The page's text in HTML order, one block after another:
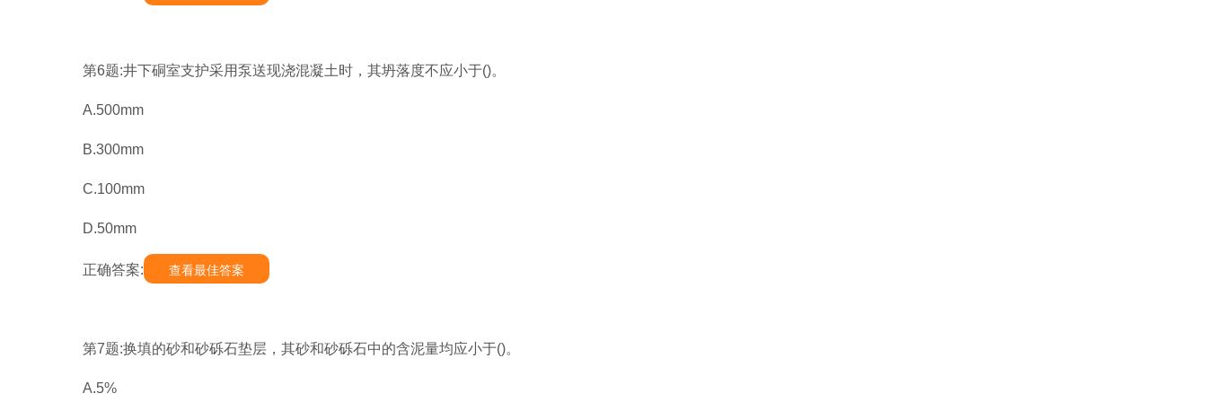
第6题:井下硐室支护采用泵送现浇混凝土时，其坍落度不应小于()。
A.500mm
B.300mm
C.100mm
D.50mm
正确答案: 查看最佳答案
第7题:换填的砂和砂砾石垫层，其砂和砂砾石中的含泥量均应小于()。
A.5%